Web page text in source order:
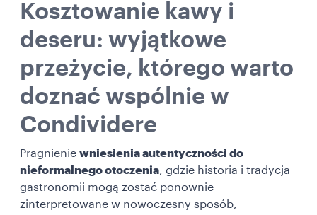
Kosztowanie kawy i
deseru: wyjątkowe
przeżycie, którego warto
doznać wspólnie w
Condividere
Pragnienie wniesienia autentyczności do
nieformalnego otoczenia, gdzie historia i tradycja
gastronomii mogą zostać ponownie
zinterpretowane w nowoczesny sposób,